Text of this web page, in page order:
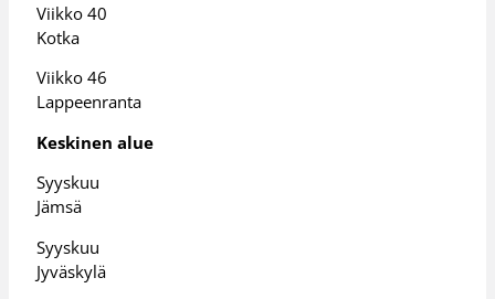
Viikko 40
Kotka
Viikko 46
Lappeenranta
Keskinen alue
Syyskuu
Jämsä
Syyskuu
Jyväskylä